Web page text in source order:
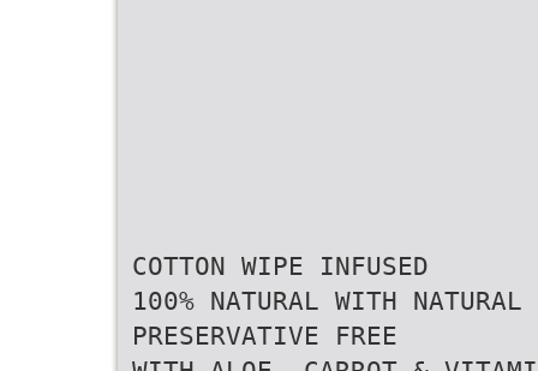
COTTON WIPE INFUSED
100% NATURAL WITH NATURAL
PRESERVATIVE FREE